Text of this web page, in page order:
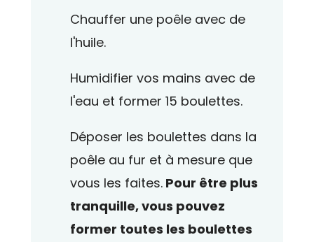
Chauffer une poêle avec de
l'huile.
Humidifier vos mains avec de
l'eau et former 15 boulettes.
Déposer les boulettes dans la
poêle au fur et à mesure que
vous les faites. Pour être plus
tranquille, vous pouvez
former toutes les boulettes